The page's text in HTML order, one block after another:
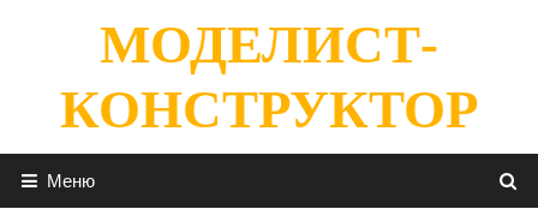
содержимомуМОДЕЛИСТ-
КОНСТРУКТОР
Меню